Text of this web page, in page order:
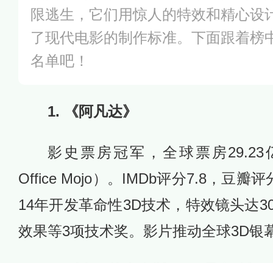
限逃生，它们用惊人的特效和精心设
了现代电影的制作标准。下面跟着榜
名单吧！
1. 《阿凡达》
影史票房冠军，全球票房29.23
Office Mojo）。IMDb评分7.8，豆瓣评
14年开发革命性3D技术，特效镜头达
效果等3项技术奖。影片推动全球3D银